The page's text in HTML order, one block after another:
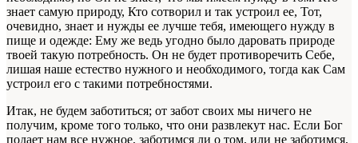
знает самую природу, Кто сотворил и так устроил ее, Тот,
очевидно, знает и нужды ее лучше тебя, имеющего нужду в
пище и одежде: Ему же ведь угодно было даровать природе
твоей такую потребность. Он не будет противоречить Себе,
лишая наше естество нужного и необходимого, тогда как Сам
устроил его с такими потребностями.
Итак, не будем заботиться; от забот своих мы ничего не
получим, кроме того только, что они развлекут нас. Если Бог
подает нам все нужное, заботимся ли о том, или не заботимся,